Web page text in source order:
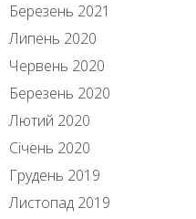
Березень 2021
Липень 2020
Червень 2020
Березень 2020
Лютий 2020
Січень 2020
Грудень 2019
Листопад 2019